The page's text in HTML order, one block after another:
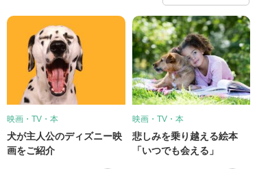
映画・TV・本
犬が主人公のディズニー映
画をご紹介
映画・TV・本
悲しみを乗り越える絵本
「いつでも会える」